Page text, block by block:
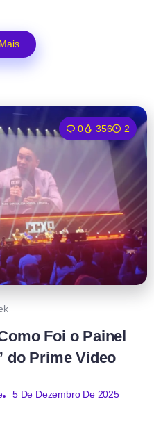
0 356 2
Foi o Painel
do Prime Video
5 De Dezembro De 2025